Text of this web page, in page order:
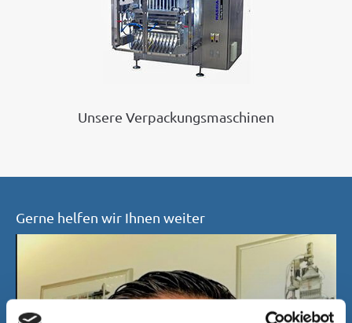
Unsere Verpackungsmaschinen
Gerne helfen wir Ihnen weiter